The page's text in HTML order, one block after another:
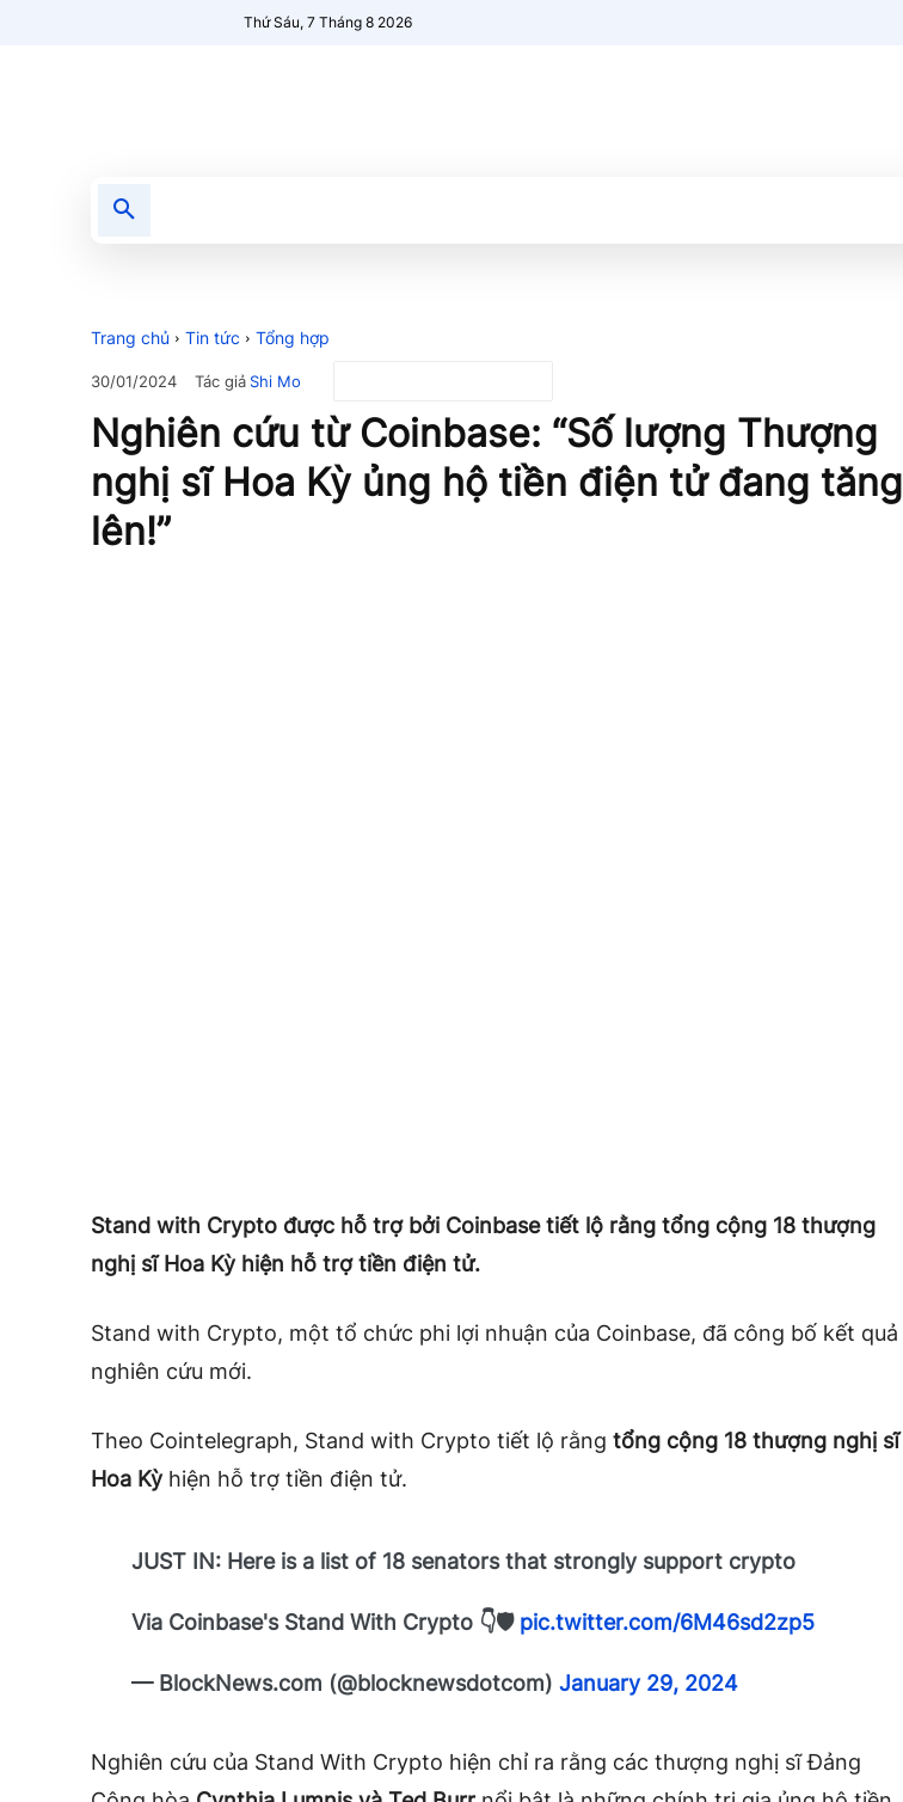
Thứ Sáu, 7 Tháng 8 2026
Trang chủ Tin tức Tổng hợp
30/01/2024 Tác giảShi Mo
Nghiên cứu từ Coinbase: “Số lượng Thượng
nghị sĩ Hoa Kỳ ủng hộ tiền điện tử đang tăng
lên!”
Stand with Crypto được hỗ trợ bởi Coinbase tiết lộ rằng tổng cộng 18 thượng
nghị sĩ Hoa Kỳ hiện hỗ trợ tiền điện tử.
Stand with Crypto, một tổ chức phi lợi nhuận của Coinbase, đã công bố kết quả
nghiên cứu mới.
Theo Cointelegraph, Stand with Crypto tiết lộ rằng tổng cộng 18 thượng nghị sĩ
Hoa Kỳhiện hỗ trợ tiền điện tử.
JUST IN: Here is a list of 18 senators that strongly support crypto
Via Coinbase's Stand With Crypto 👇🛡️ pic.twitter.com/6M46sd2zp5
— BlockNews.com (@blocknewsdotcom)January 29, 2024
Nghiên cứu của Stand With Crypto hiện chỉ ra rằng các thượng nghị sĩ Đảng